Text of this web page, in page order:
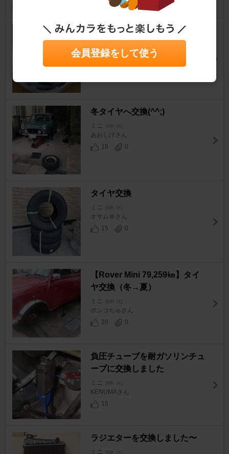
ホイール交換
Tetsu★さん
26
0
冬タイヤへ交換(^^;)
ミニ [MK IX]
あおしげさん
18
0
タイヤ交換
ミニ [MK IX]
オサム＠さん
15
0
【Rover Mini 79,259㎞】タイ
ヤ交換（冬→夏）
ミニ [MK IX]
ポンコちゅさん
20
0
負圧チューブを耐ガソリンチュ
ーブに交換しました
ミニ [MK IX]
KENUMAさん
15
ラジエターを交換しました〜
ミニ [MK IX]
会員登録をして使う